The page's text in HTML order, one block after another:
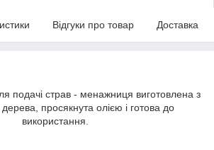
Відгуки про товар Доставка
подачі страв - менажниця виготовлена з
просякнута олією і готова до
використання.